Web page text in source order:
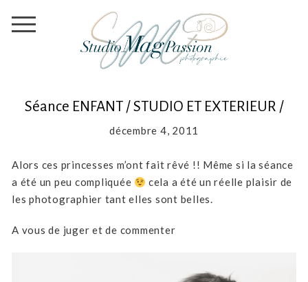
Séance ENFANT / STUDIO ET EXTERIEUR /
décembre 4, 2011
Alors ces princesses m’ont fait rêvé !! Même si la séance
a été un peu compliquée
cela a été un réelle plaisir de
les photographier tant elles sont belles.
A vous de juger et de commenter